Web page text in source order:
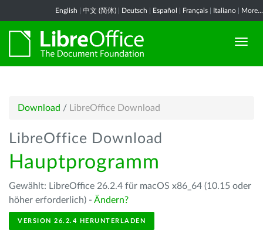
English 中文 (简体) Deutsch Español Français Italiano More...
Download / LibreOffice Download
LibreOffice Download
Hauptprogramm
Gewählt: LibreOffice 26.2.4 für macOS x86_64 (10.15 oder
höher erforderlich) - Ändern?
VERSION 26.2.4 HERUNTERLADEN